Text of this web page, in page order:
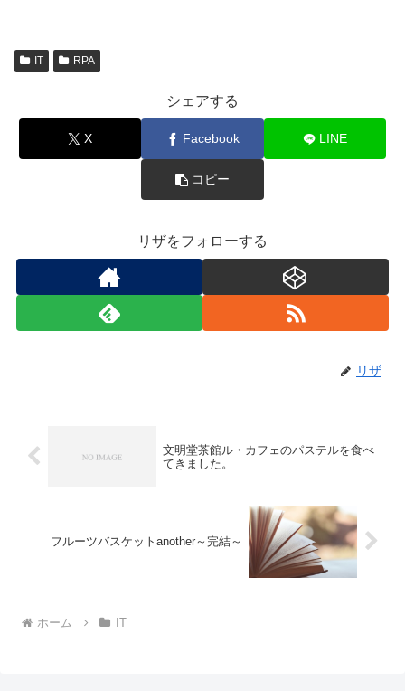
IT RPA
シェアする
X Facebook LINE
コピー
リザをフォローする
リザ
文明堂茶館ル・カフェのパステルを食べ
てきました。
フルーツバスケットanother～完結～
ホーム IT